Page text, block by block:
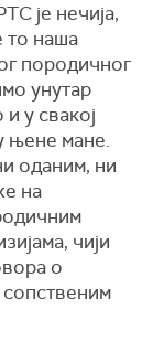
је нечија,
то наша
породичног
унутар
у свакој
њене мане.
оданим, ни
на
чији
о
сопственим